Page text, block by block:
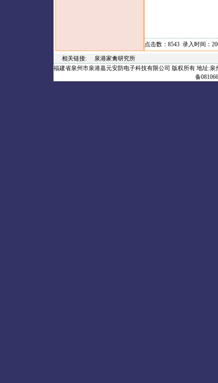
点击数：8543 录入时间：
相关链接:
泉港家禽研究所
福建省泉州市泉港嘉元安防电子科技有限公司 版权所有 地址:泉
备